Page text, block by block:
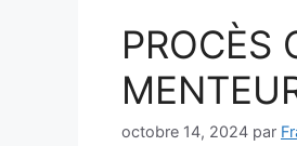
PROCÈS
octobre 14, 2024 par